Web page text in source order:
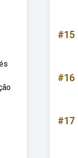
#15
#16
#17